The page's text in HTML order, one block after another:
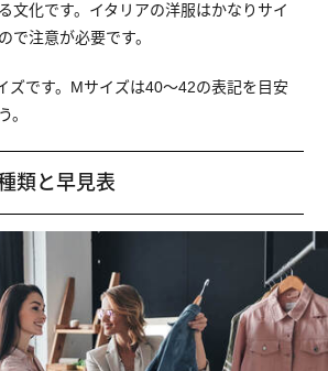
文化です。イタリアの洋服はかなりサイ
で注意が必要です。
ズです。Mサイズは40〜42の表記を目安
。
類と早見表